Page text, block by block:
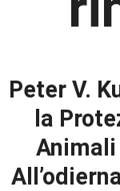
Peter V.
la
Animali